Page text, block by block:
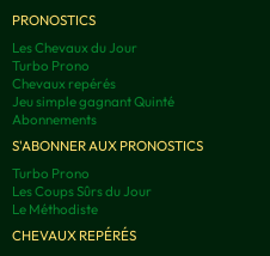
PRONOSTICS
Les Chevaux du Jour
Turbo Prono
Chevaux repérés
Jeu simple gagnant Quinté
Abonnements
S'ABONNER AUX PRONOSTICS
Turbo Prono
Les Coups Sûrs du Jour
Le Méthodiste
CHEVAUX REPÉRÉS